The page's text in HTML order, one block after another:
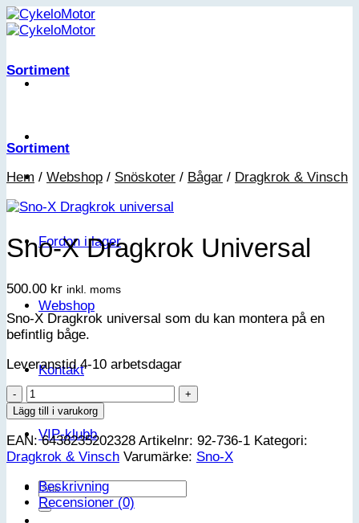
Skip
to
Fordon i lager
Webshop
Kontakt
VIP-klubb
Sök
efter:
Sortiment
Sortiment
Hem / Webshop / Snöskoter / Bågar / Dragkrok & Vinsch
Sno-X Dragkrok Universal
500.00 kr inkl. moms
Sno-X Dragkrok universal som du kan montera på en
befintlig båge.
Leveranstid 4-10 arbetsdagar
Sno-
X
Universal
mängd
Lägg till i varukorg
EAN:6438235202328 Artikelnr: 92-736-1 Kategori:
Dragkrok & Vinsch Varumärke: Sno-X
Beskrivning
Recensioner (0)